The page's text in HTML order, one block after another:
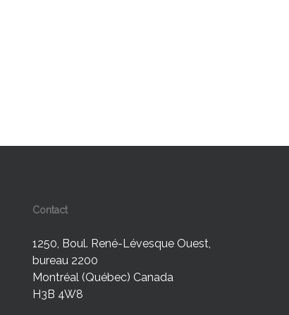
Contact
1250, Boul. René-Lévesque Ouest,
bureau 2200
Montréal (Québec) Canada
H3B 4W8